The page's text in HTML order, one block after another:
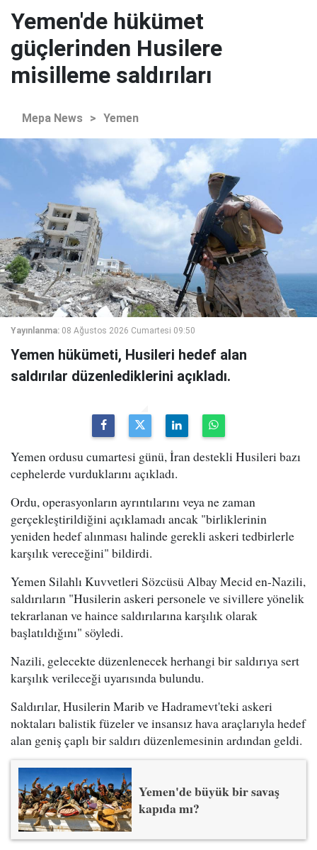
Yemen'de hükümet
güçlerinden Husilere
misilleme saldırıları
Mepa News > Yemen
Yayınlanma: 08 Ağustos 2026 Cumartesi 09:50
Yemen hükümeti, Husileri hedef alan
saldırılar düzenlediklerini açıkladı.
Yemen ordusu cumartesi günü, İran destekli Husileri bazı
cephelerde vurduklarını açıkladı.
Ordu, operasyonların ayrıntılarını veya ne zaman
gerçekleştirildiğini açıklamadı ancak "birliklerinin
yeniden hedef alınması halinde gerekli askeri tedbirlerle
karşılık vereceğini" bildirdi.
Yemen Silahlı Kuvvetleri Sözcüsü Albay Mecid en-Nazili,
saldırıların "Husilerin askeri personele ve sivillere yönelik
tekrarlanan ve haince saldırılarına karşılık olarak
başlatıldığını" söyledi.
Nazili, gelecekte düzenlenecek herhangi bir saldırıya sert
karşılık verileceği uyarısında bulundu.
Saldırılar, Husilerin Marib ve Hadramevt'teki askeri
noktaları balistik füzeler ve insansız hava araçlarıyla hedef
alan geniş çaplı bir saldırı düzenlemesinin ardından geldi.
Yemen'de büyük bir savaş
kapıda mı?